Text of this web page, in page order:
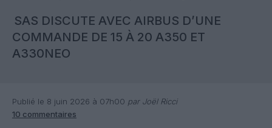
SAS DISCUTE AVEC AIRBUS D’UNE
COMMANDE DE 15 À 20 A350 ET
A330NEO
Publié le 8 juin 2026 à 07h00 par Joël Ricci
10 commentaires